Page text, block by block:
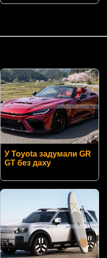
У Toyota задумали GR
GT без даху